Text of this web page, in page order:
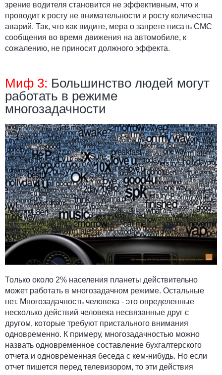
зрение водителя становится не эффективным, что и
проводит к росту не внимательности и росту количества
аварий. Так, что как видите, мера о запрете писать СМС
сообщения во время движения на автомобиле, к
сожалению, не приносит должного эффекта.
Миф 3: Большинство людей могут
работать в режиме
многозадачности
Только около 2% населения планеты действительно
может работать в многозадачном режиме. Остальные
нет. Многозадачность человека - это определенные
несколько действий человека несвязанные друг с
другом, которые требуют пристального внимания
одновременно. К примеру, многозадачностью можно
назвать одновременное составление бухгалтерского
отчета и одновременная беседа с кем-нибудь. Но если
отчет пишется перед телевизором, то эти действия